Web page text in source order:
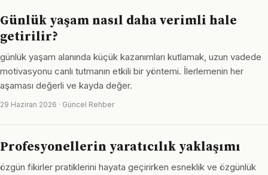
Günlük yaşam nasıl daha verimli hale
getirilir?
günlük yaşam alanında küçük kazanımları kutlamak, uzun vadede
motivasyonu canlı tutmanın etkili bir yöntemi. İlerlemenin her
aşaması değerli ve kayda değer.
29 Haziran 2026 · Güncel Rehber
Profesyonellerin yaratıcılık yaklaşımı
özgün fikirler pratiklerini hayata geçirirken esneklik ve özgünlük